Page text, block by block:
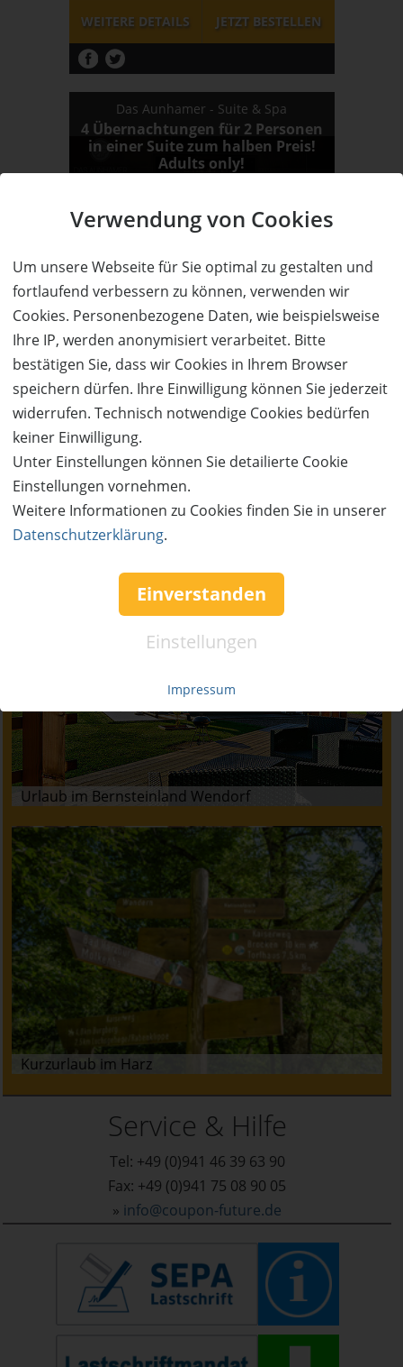
Verwendung von Cookies
Um unsere Webseite für Sie optimal zu gestalten und
fortlaufend verbessern zu können, verwenden wir
Cookies. Personenbezogene Daten, wie beispielsweise
Ihre IP, werden anonymisiert verarbeitet. Bitte
bestätigen Sie, dass wir Cookies in Ihrem Browser
speichern dürfen. Ihre Einwilligung können Sie jederzeit
widerrufen. Technisch notwendige Cookies bedürfen
keiner Einwilligung.
Unter Einstellungen können Sie detailierte Cookie
Einstellungen vornehmen.
Weitere Informationen zu Cookies finden Sie in unserer
Datenschutzerklärung.
Einverstanden
Einstellungen
Impressum
WEITERE DETAILS JETZTBESTELLEN
Das Aunhamer - Suite & Spa
4 Übernachtungen für 2 Personen
in einer Suite zum halben Preis!
Adults only!
62%
WEITERE DETAILS JETZTBESTELLEN
Wert: Preis: Verfügbar: Versand:
3,50 €
Neu im Blog
Urlaub im Bernsteinland Wendorf
Kurzurlaub im Harz
Service & Hilfe
Tel: +49 (0)941 46 39 63 90
Fax: +49 (0)941 75 08 90 05
» info@coupon-future.de